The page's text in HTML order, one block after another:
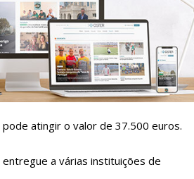
Cister e ajude-nos a manter este
a todos os conteúdos exclusivos e versões digitais.
o plano de assinatura desejado:
atingir o valor de 37.500 euros.
a várias instituições de